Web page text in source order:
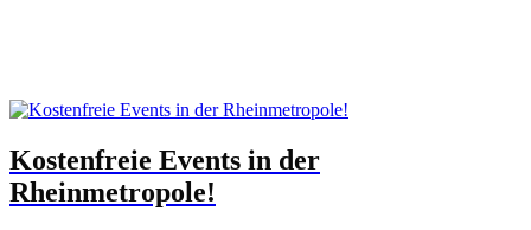
Kostenfreie Events in der
Rheinmetropole!